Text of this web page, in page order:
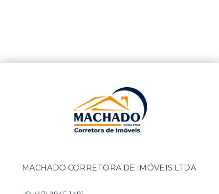
MACHADO CORRETORA DE IMÓVEIS LTDA